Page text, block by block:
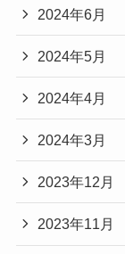
2024年6月
2024年5月
2024年4月
2024年3月
2023年12月
2023年11月